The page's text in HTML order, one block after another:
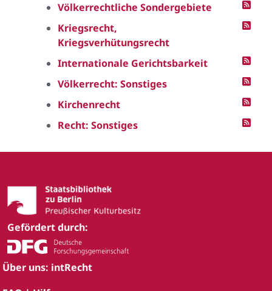
Völkerrechtliche Sondergebiete
Kriegsrecht,
Kriegsverhütungsrecht
Internationale Gerichtsbarkeit
Völkerrecht: Sonstiges
Kirchenrecht
Recht: Sonstiges
Gefördert durch:
Über uns: intRecht